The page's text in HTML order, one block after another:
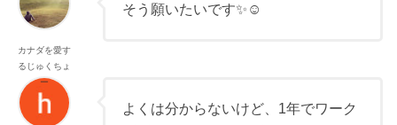
カナダを愛す
るじゅくちょ
ー
そう願いたいです✨☺️
よくは分からないけど、1年でワーク